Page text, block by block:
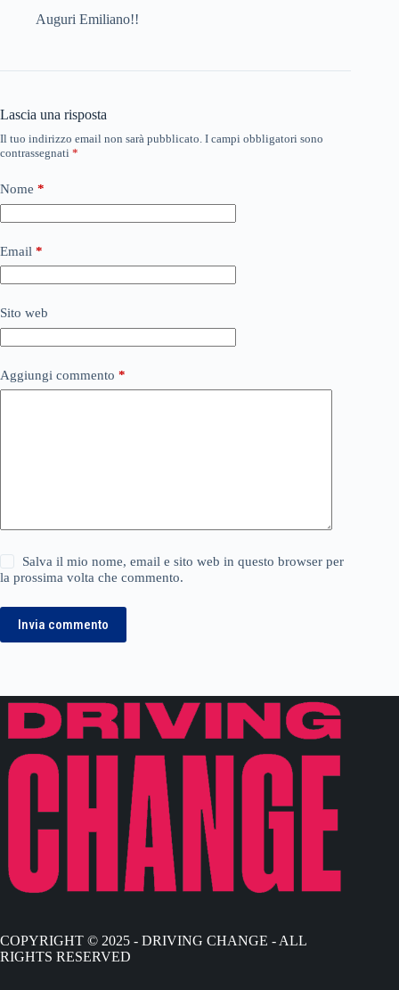
Auguri Emiliano!!
Lascia una risposta
Il tuo indirizzo email non sarà pubblicato. I campi obbligatori sono
contrassegnati *
Nome *
Email *
Sito web
Aggiungi commento *
Salva il mio nome, email e sito web in questo browser per
la prossima volta che commento.
Invia commento
COPYRIGHT © 2025 - DRIVING CHANGE - ALL
RIGHTS RESERVED